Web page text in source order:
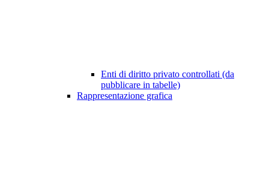
Enti di diritto privato controllati (da
pubblicare in tabelle)
Rappresentazione grafica